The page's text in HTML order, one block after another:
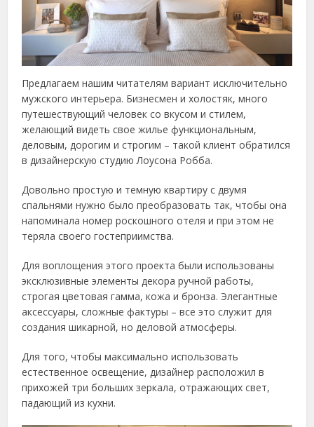
Предлагаем нашим читателям вариант исключительно
мужского интерьера. Бизнесмен и холостяк, много
путешествующий человек со вкусом и стилем,
желающий видеть свое жилье функциональным,
деловым, дорогим и строгим – такой клиент обратился
в дизайнерскую студию Лоусона Робба.
Довольно простую и темную квартиру с двумя
спальнями нужно было преобразовать так, чтобы она
напоминала номер роскошного отеля и при этом не
теряла своего гостеприимства.
Для воплощения этого проекта были использованы
эксклюзивные элементы декора ручной работы,
строгая цветовая гамма, кожа и бронза. Элегантные
аксессуары, сложные фактуры – все это служит для
создания шикарной, но деловой атмосферы.
Для того, чтобы максимально использовать
естественное освещение, дизайнер расположил в
прихожей три больших зеркала, отражающих свет,
падающий из кухни.